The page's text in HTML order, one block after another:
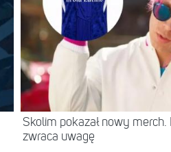
Skolim pokazał nowy
zwraca uwagę